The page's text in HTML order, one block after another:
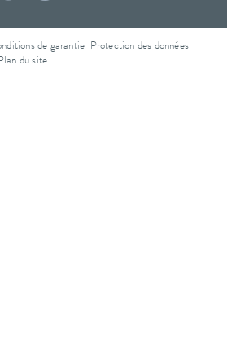
de garantie
Protection des données
du site